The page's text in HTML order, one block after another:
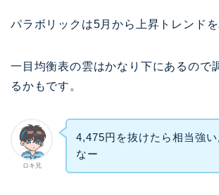
パラボリックは5月から上昇トレンドを
一目均衡表の雲はかなり下にあるので
るかもです。
ロキ兄
4,475円を抜けたら相当強
なー